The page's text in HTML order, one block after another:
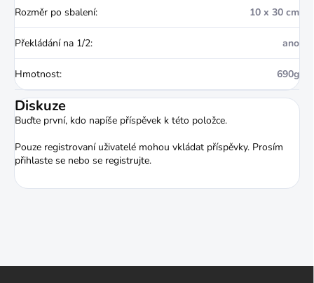
Rozměr po sbalení: 10 x 30 cm
Překládání na 1/2: ano
Hmotnost: 690g
Diskuze
Buďte první, kdo napíše příspěvek k této položce.
Pouze registrovaní uživatelé mohou vkládat příspěvky. Prosím
přihlaste se nebo se registrujte.